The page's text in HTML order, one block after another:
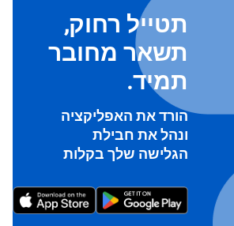
תטייל רחוק,
תשאר מחובר
תמיד.
הורד את האפליקציה
ונהל את חבילת
הגלישה שלך בקלות